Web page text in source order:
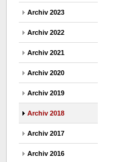
Archiv 2023
Archiv 2022
Archiv 2021
Archiv 2020
Archiv 2019
Archiv 2018
Archiv 2017
Archiv 2016